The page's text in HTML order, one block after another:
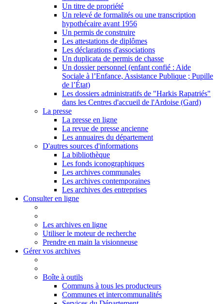
Un titre de propriété
Un relevé de formalités ou une transcription
hypothécaire avant 1956
Un permis de construire
Les attestations de diplômes
Les déclarations d'associations
Un duplicata de permis de chasse
Un dossier personnel (enfant confié : Aide
Sociale à l’Enfance, Assistance Publique ; Pupille
de l’État)
Les dossiers administratifs de "Harkis Rapatriés"
dans les Centres d'accueil de l'Ardoise (Gard)
La presse
La presse en ligne
La revue de presse ancienne
Les annuaires du département
D'autres sources d'informations
La bibliothèque
Les fonds iconographiques
Les archives communales
Les archives contemporaines
Les archives des entreprises
Consulter en ligne
Les archives en ligne
Utiliser le moteur de recherche
Prendre en main la visionneuse
Gérer vos archives
Boîte à outils
Communs à tous les producteurs
Communes et intercommunalités